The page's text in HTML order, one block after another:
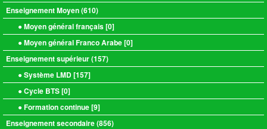
Enseignement Moyen (610)
● Moyen général français [0]
● Moyen général Franco Arabe [0]
Enseignement supérieur (157)
● Système LMD [157]
● Cycle BTS [0]
● Formation continue [9]
Enseignement secondaire (856)